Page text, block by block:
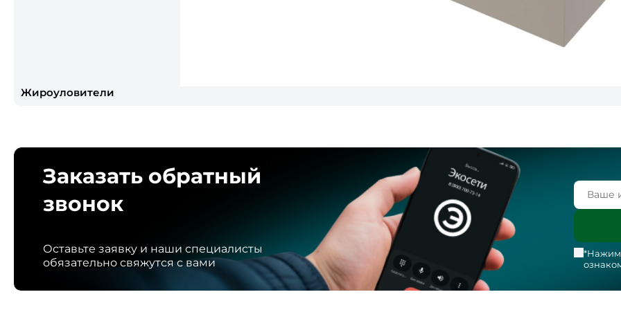
Жироуловители
Заказать обратный
звонок
Оставьте заявку и наши специалисты
обязательно свяжутся с вами